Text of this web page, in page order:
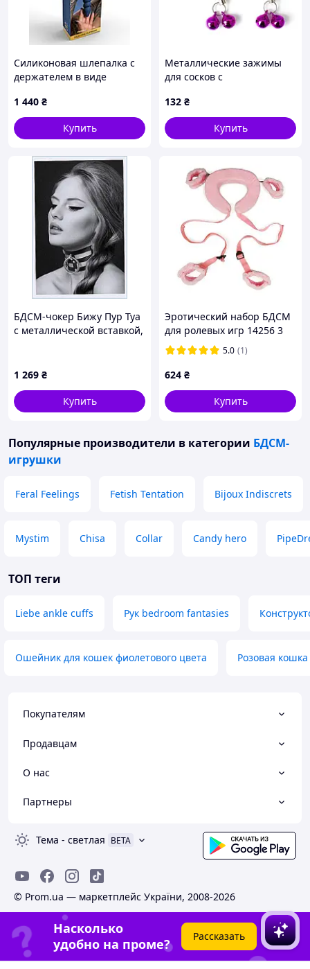
Силиконовая шлепалка с
держателем в виде
Silicone Supreme, синий
1 440 ₴
Купить
Металлические зажимы
для сосков с
132 ₴
Купить
БДСМ-чокер Бижу Пур Туа
с металлической вставкой,
1 269 ₴
Купить
Эротический набор БДСМ
для ролевых игр 14256 3
предмета розовый barca
5.0 (1)
624 ₴
Купить
Популярные производители в категории БДСМ-
игрушки
Feral Feelings Fetish Tentation Bijoux Indiscrets
Mystim Chisa Collar Candy hero
ТОП теги
Liebe ankle cuffs Рук bedroom fantasies
Ошейник для кошек фиолетового цвета Розовая
Покупателям
Продавцам
О нас
Партнеры
Тема - светлая BETA
© Prom.ua — маркетплейс України, 2008-2026
Насколько
удобно на проме?
Рассказать